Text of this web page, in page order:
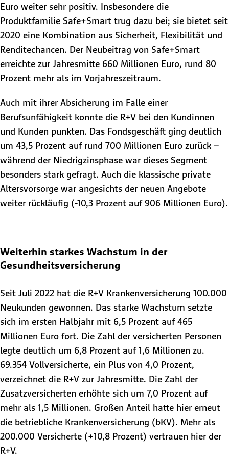
Euro weiter sehr positiv. Insbesondere die
Produktfamilie Safe+Smart trug dazu bei; sie bietet seit
2020 eine Kombination aus Sicherheit, Flexibilität und
Renditechancen. Der Neubeitrag von Safe+Smart
erreichte zur Jahresmitte 660 Millionen Euro, rund 80
Prozent mehr als im Vorjahreszeitraum.
Auch mit ihrer Absicherung im Falle einer
Berufsunfähigkeit konnte die R+V bei den Kundinnen
und Kunden punkten. Das Fondsgeschäft ging deutlich
um 43,5 Prozent auf rund 700 Millionen Euro zurück –
während der Niedrigzinsphase war dieses Segment
besonders stark gefragt. Auch die klassische private
Altersvorsorge war angesichts der neuen Angebote
weiter rückläufig (-10,3 Prozent auf 906 Millionen Euro).
Weiterhin starkes Wachstum in der
Gesundheitsversicherung
Seit Juli 2022 hat die R+V Krankenversicherung 100.000
Neukunden gewonnen. Das starke Wachstum setzte
sich im ersten Halbjahr mit 6,5 Prozent auf 465
Millionen Euro fort. Die Zahl der versicherten Personen
legte deutlich um 6,8 Prozent auf 1,6 Millionen zu.
69.354 Vollversicherte, ein Plus von 4,0 Prozent,
verzeichnet die R+V zur Jahresmitte. Die Zahl der
Zusatzversicherten erhöhte sich um 7,0 Prozent auf
mehr als 1,5 Millionen. Großen Anteil hatte hier erneut
die betriebliche Krankenversicherung (bKV). Mehr als
200.000 Versicherte (+10,8 Prozent) vertrauen hier der
R+V.